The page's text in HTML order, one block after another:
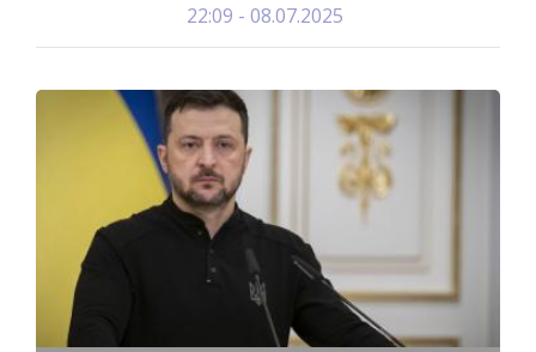
08.07.2025 - 22:09